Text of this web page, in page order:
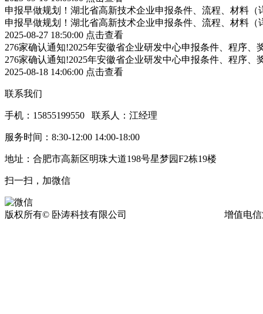
申报早做规划！湖北省高新技术企业申报条件、流程、材料（
申报早做规划！湖北省高新技术企业申报条件、流程、材料（
2025-08-27 18:50:00 点击查看
276家确认通知!2025年安徽省企业研发中心申报条件、程序、
276家确认通知!2025年安徽省企业研发中心申报条件、程序、
2025-08-18 14:06:00 点击查看
联系我们
手机：15855199550 联系人：江经理
服务时间：8:30-12:00 14:00-18:00
地址：合肥市高新区明珠大道198号星梦园F2栋19楼
扫一扫，加微信
版权所有© 卧涛科技有限公司 增值电